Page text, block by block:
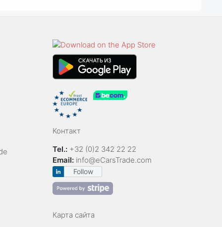
Контакт
Tel.: +32 (0)2 342 22 22
Email: info@eCarsTrade.com
Follow
Карта сайта